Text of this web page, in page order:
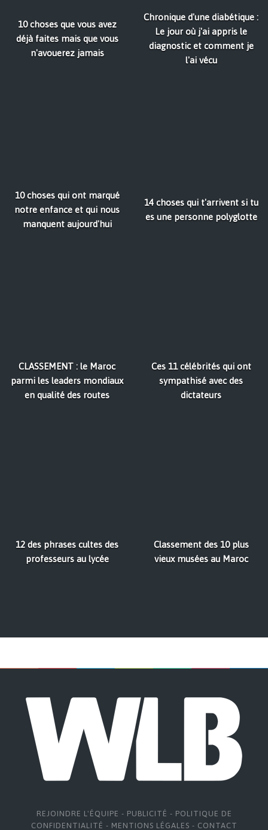
10 choses que vous avez
déjà faites mais que vous
n'avouerez jamais
Chronique d'une diabétique :
Le jour où j'ai appris le
diagnostic et comment je
l'ai vécu
10 choses qui ont marqué
notre enfance et qui nous
manquent aujourd'hui
14 choses qui t'arrivent si tu
es une personne polyglotte
CLASSEMENT : le Maroc
parmi les leaders mondiaux
en qualité des routes
Ces 11 célébrités qui ont
sympathisé avec des
dictateurs
12 des phrases cultes des
professeurs au lycée
Classement des 10 plus
vieux musées au Maroc
REJOINDRE L'ÉQUIPE - PUBLICITÉ - POLITIQUE DE
CONFIDENTIALITÉ - MENTIONS LÉGALES - CONTACT